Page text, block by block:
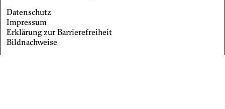
Footer
menu
Datenschutz
Impressum
Erklärung zur Barrierefreiheit
Bildnachweise